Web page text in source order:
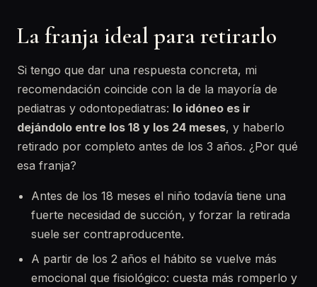
La franja ideal para retirarlo
Si tengo que dar una respuesta concreta, mi
recomendación coincide con la de la mayoría de
pediatras y odontopediatras: lo idóneo es ir
dejándolo entre los 18 y los 24 meses, y haberlo
retirado por completo antes de los 3 años. ¿Por qué
esa franja?
Antes de los 18 meses el niño todavía tiene una
fuerte necesidad de succión, y forzar la retirada
suele ser contraproducente.
A partir de los 2 años el hábito se vuelve más
emocional que fisiológico: cuesta más romperlo y